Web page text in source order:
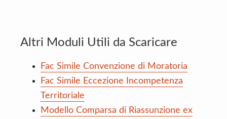
Altri Moduli Utili da Scaricare
Fac Simile Convenzione di Moratoria
Fac Simile Eccezione Incompetenza
Territoriale
Modello Comparsa di Riassunzione ex